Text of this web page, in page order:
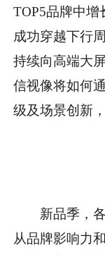
TOP5品牌中
成功穿越下行
持续向高端大
信视像将如何
级及场景创新
新品季，
从品牌影响力